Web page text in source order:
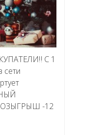
С 1
сети
-12